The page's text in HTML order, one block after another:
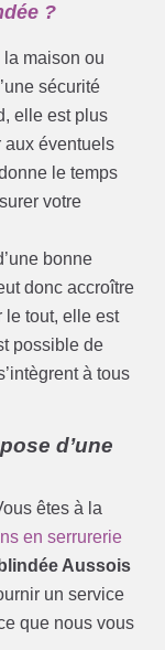
?
la maison ou
sécurité
elle est plus
aux éventuels
le temps
votre
bonne
donc accroître
le tout, elle est
possible de
à tous
d’une
êtes à la
en serrurerie
Aussois
un service
que nous vous